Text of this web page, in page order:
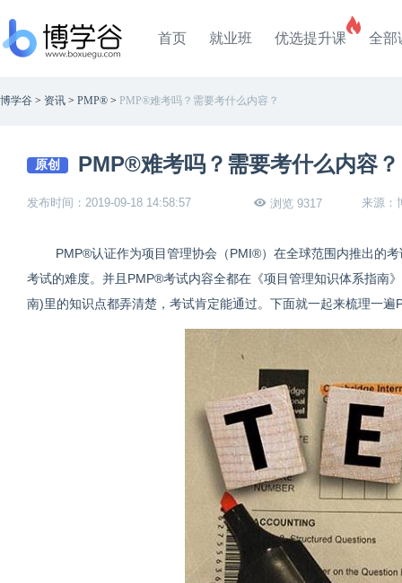
首页 就业班 优选提升课 全部
博学谷 > 资讯 > PMP® > PMP®难考吗？需要考什么内容？
原创 PMP®难考吗？需要考什么内容？
发布时间：2019-09-18 14:58:57 浏览 9317 来源：
PMP®认证作为项目管理协会（PMI®）在全球范围内推出的
考试的难度。并且PMP®考试内容全都在《项目管理知识体系指南
南)里的知识点都弄清楚，考试肯定能通过。下面就一起来梳理一遍